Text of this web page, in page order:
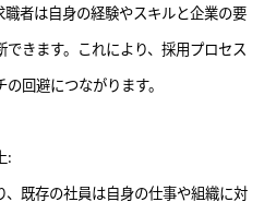
者は自身の経験やスキルと企業の要
きます。これにより、採用プロセス
回避につながります。
:
既存の社員は自身の仕事や組織に対